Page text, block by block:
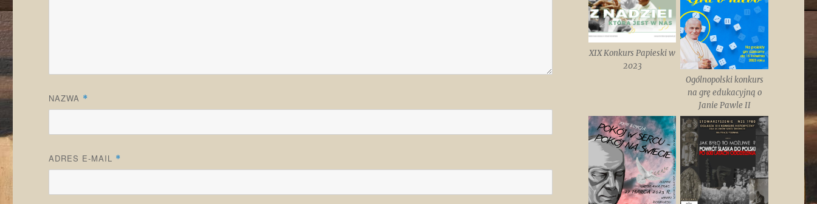
NAZWA *
ADRES E-MAIL *
XIX Konkurs Papieski w
2023
Ogólnopolski konkurs
na grę edukacyjną o
Janie Pawle II